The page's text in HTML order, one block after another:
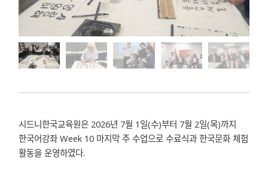
시드니한국교육원은 2026년 7월 1일(수)부터 7월 2일(목)까지
한국어강좌 Week 10 마지막 주 수업으로 수료식과 한국문화 체험
활동을 운영하였다.